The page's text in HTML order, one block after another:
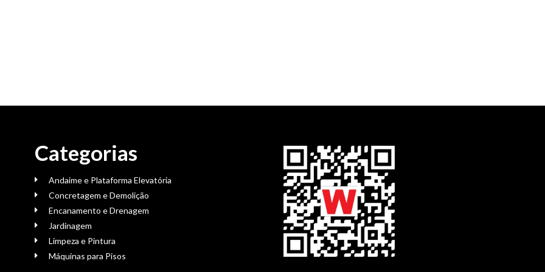
Categorias
Andaime e Plataforma Elevatória
Concretagem e Demolição
Encanamento e Drenagem
Jardinagem
Limpeza e Pintura
Máquinas para Pisos